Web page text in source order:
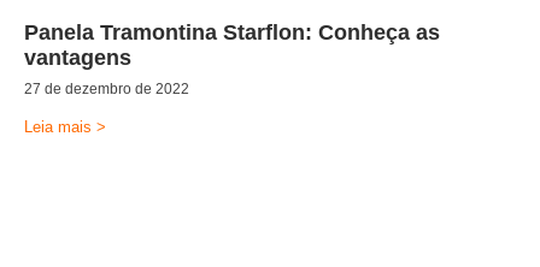
Panela Tramontina Starflon: Conheça as
vantagens
27 de dezembro de 2022
Leia mais >